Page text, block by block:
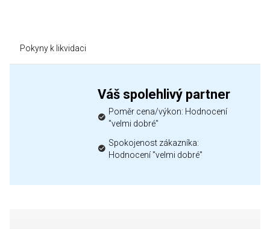
Pokyny k likvidaci
Váš spolehlivý partner
Poměr cena/výkon: Hodnocení
"velmi dobré"
Spokojenost zákazníka:
Hodnocení "velmi dobré"